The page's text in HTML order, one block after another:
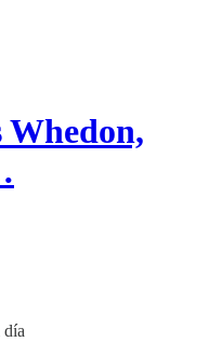
día